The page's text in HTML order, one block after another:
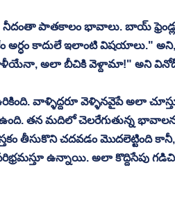
పాతకాలం భావాలు. బాయ్ ఫ్రెండ్ల
కాదులే ఇలాంటి విషయాలు." అని,
అలా బీచికి వెళ్దామా!" అని వినోద్
వాళ్ళిద్దరూ వెళ్ళినవైపే అలా
తన మదిలో చెలరేగుతున్న భావాలను
తీసుకొని చదవడం మొదలెట్టింది
ఉన్నాయి. అలా కొద్దిసేపు